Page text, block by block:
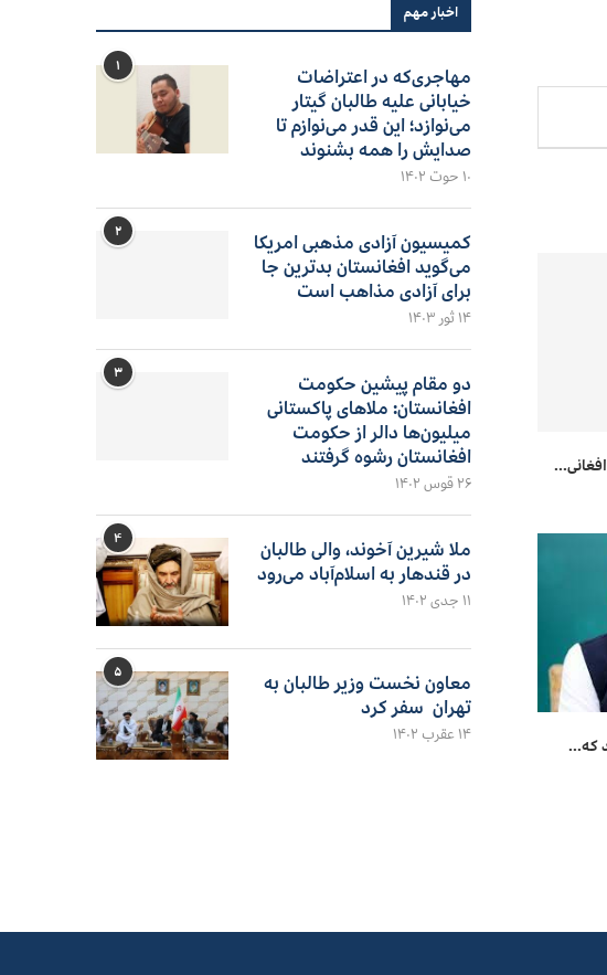
که...
اخبار مهم
۱
مهاجری‌که در اعتراضات
خیابانی علیه طالبان گیتار
می‌نوازد؛ این قدر می‌نوازم تا
صدایش را همه بشنوند
۱۰ حوت ۱۴۰۲
۲
کمیسیون آزادی مذهبی امریکا
می‌گوید افغانستان بدترین جا
برای آزادی مذاهب است
۱۴ ثور ۱۴۰۳
۳
دو مقام پیشین حکومت
افغانستان: ملاهای پاکستانی
میلیون‌ها دالر از حکومت
افغانستان رشوه گرفتند
۲۶ قوس ۱۴۰۲
۴
ملا شیرین آخوند، والی طالبان
در قندهار به اسلام‌آباد می‌رود
۱۱ جدی ۱۴۰۲
۵
معاون نخست وزیر طالبان به
تهران سفر کرد
۱۴ عقرب ۱۴۰۲